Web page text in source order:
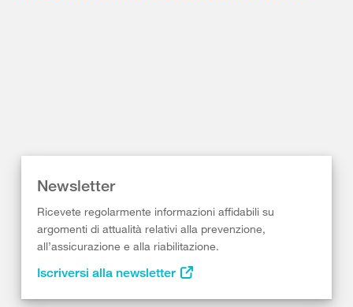
Newsletter
Ricevete regolarmente informazioni affidabili su
argomenti di attualità relativi alla prevenzione,
all’assicurazione e alla riabilitazione.
Iscriversi alla newsletter